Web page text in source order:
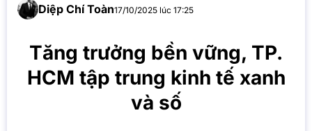
Diệp Chí Toàn17/10/2025 lúc 17:25
Tăng trưởng bền vững, TP.
HCM tập trung kinh tế xanh
và số